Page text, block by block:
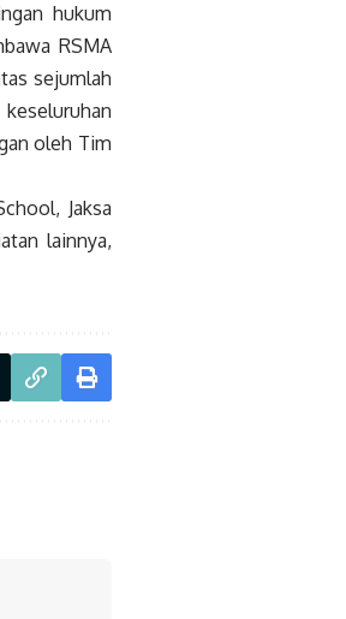
hukum
RSMA
sejumlah
oleh Tim
Jaksa
lainnya,